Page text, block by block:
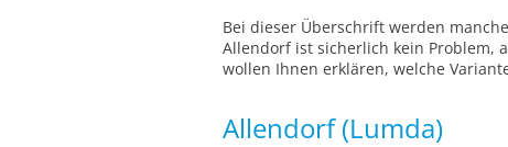
Bei dieser Überschrift werden
Allendorf ist sicherlich kein Problem,
wollen Ihnen erklären, welche
Allendorf (Lumda)